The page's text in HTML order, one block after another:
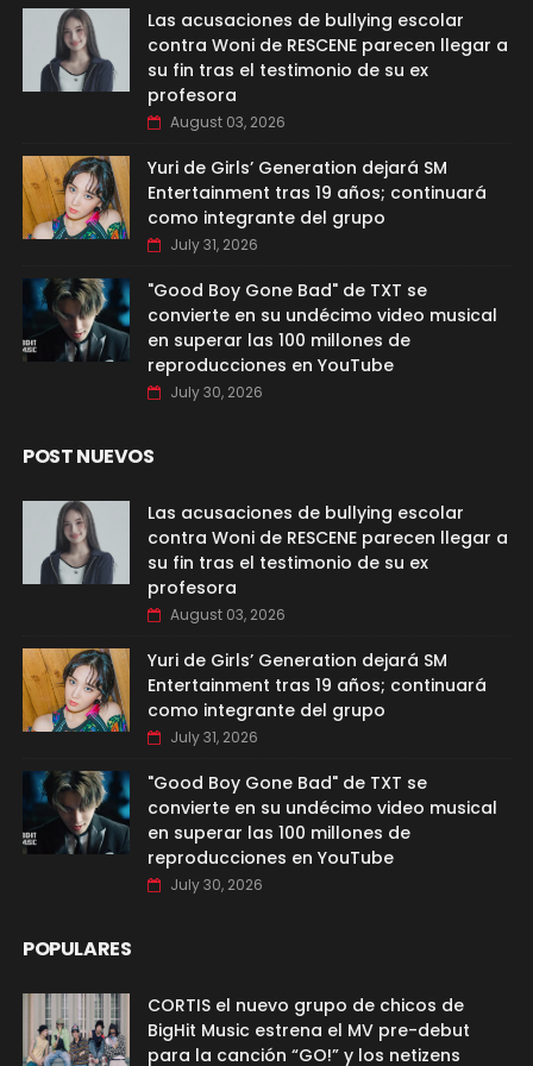
Las acusaciones de bullying escolar
contra Woni de RESCENE parecen llegar a
su fin tras el testimonio de su ex
profesora
August 03, 2026
Yuri de Girls’ Generation dejará SM
Entertainment tras 19 años; continuará
como integrante del grupo
July 31, 2026
"Good Boy Gone Bad" de TXT se
convierte en su undécimo video musical
en superar las 100 millones de
reproducciones en YouTube
July 30, 2026
POST NUEVOS
Las acusaciones de bullying escolar
contra Woni de RESCENE parecen llegar a
su fin tras el testimonio de su ex
profesora
August 03, 2026
Yuri de Girls’ Generation dejará SM
Entertainment tras 19 años; continuará
como integrante del grupo
July 31, 2026
"Good Boy Gone Bad" de TXT se
convierte en su undécimo video musical
en superar las 100 millones de
reproducciones en YouTube
July 30, 2026
POPULARES
CORTIS el nuevo grupo de chicos de
BigHit Music estrena el MV pre-debut
para la canción “GO!” y los netizens